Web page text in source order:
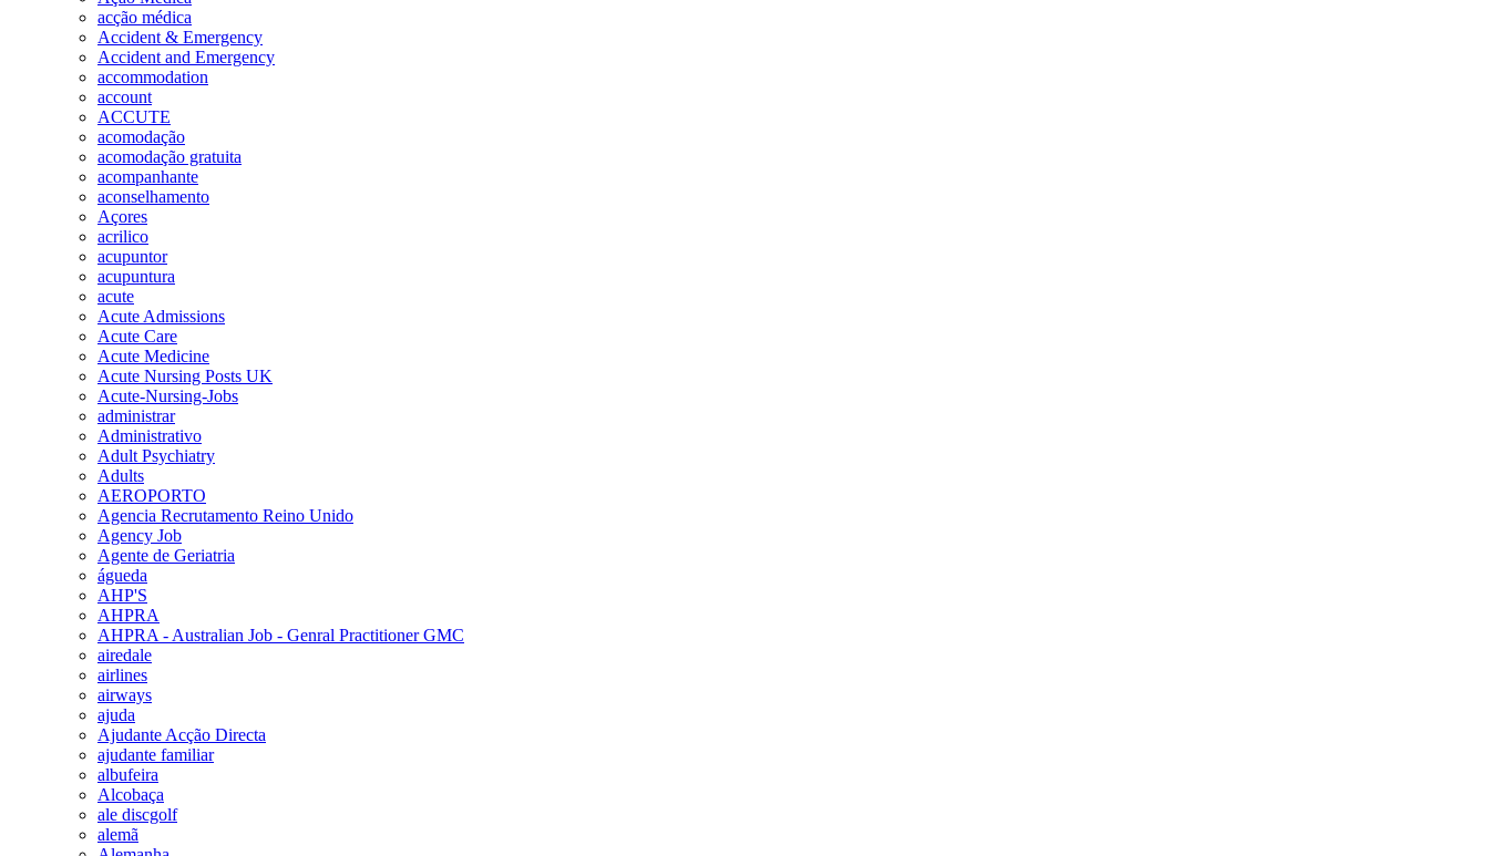
acção médica
Accident & Emergency
Accident and Emergency
accommodation
account
ACCUTE
acomodação
acomodação gratuita
acompanhante
aconselhamento
Açores
acrilico
acupuntor
acupuntura
acute
Acute Admissions
Acute Care
Acute Medicine
Acute Nursing Posts UK
Acute-Nursing-Jobs
administrar
Administrativo
Adult Psychiatry
Adults
AEROPORTO
Agencia Recrutamento Reino Unido
Agency Job
Agente de Geriatria
águeda
AHP'S
AHPRA
AHPRA - Australian Job - Genral Practitioner GMC
airedale
airlines
airways
ajuda
Ajudante Acção Directa
ajudante familiar
albufeira
Alcobaça
ale discgolf
alemã